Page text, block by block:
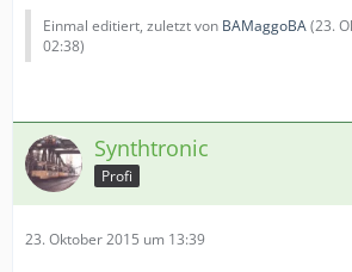
Einmal editiert, zuletzt von BAMaggoBA(23.
02:38)
Synthtronic
Profi
23. Oktober 2015 um 13:39